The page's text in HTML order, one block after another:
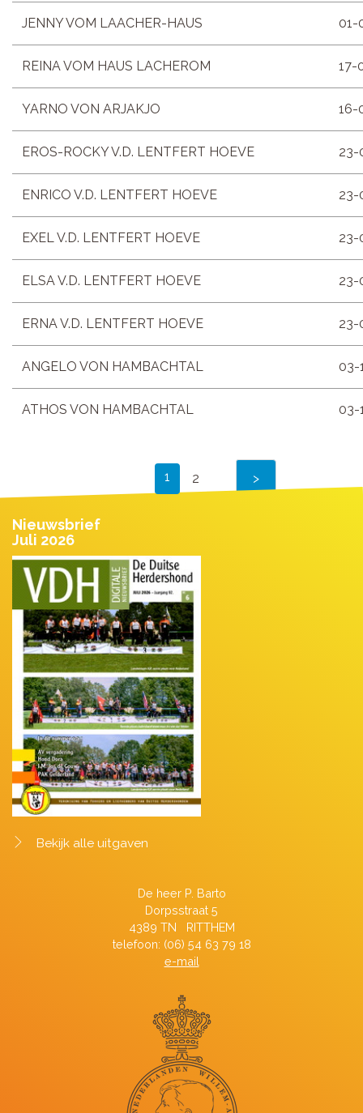
JENNY VOM LAACHER-HAUS 01-
REINA VOM HAUS LACHEROM 17-
YARNO VON ARJAKJO 16-
EROS-ROCKY V.D. LENTFERT HOEVE 23-
ENRICO V.D. LENTFERT HOEVE 23-
EXEL V.D. LENTFERT HOEVE 23-
ELSA V.D. LENTFERT HOEVE 23-
ERNA V.D. LENTFERT HOEVE 23-
ANGELO VON HAMBACHTAL 03-
ATHOS VON HAMBACHTAL 03-
1 2
Nieuwsbrief
Juli 2026
Bekijk alle uitgaven
De heer P. Barto
Dorpsstraat 5
4389 TN RITTHEM
telefoon: (06) 54 63 79 18
e-mail